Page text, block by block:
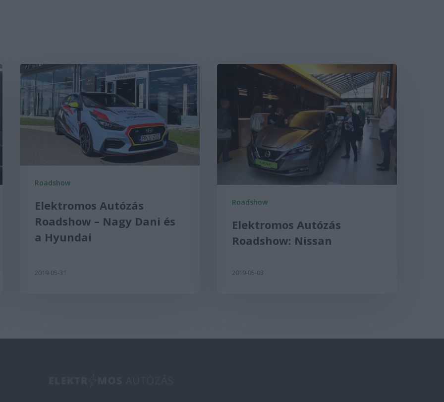
Roadshow
Elektromos Autózás
Roadshow – Nagy Dani és
a Hyundai
2019-05-31
Roadshow
Elektromos Autózás
Roadshow: Nissan
2019-05-03